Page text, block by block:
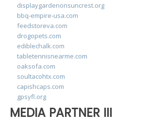
displaygardenonsuncrest.org
bbq-empire-usa.com
feedstoreva.com
drogopets.com
ediblechalk.com
tabletennisnearme.com
oaksofa.com
soultacohtx.com
capishcaps.com
gpsyfl.org
MEDIA PARTNER III